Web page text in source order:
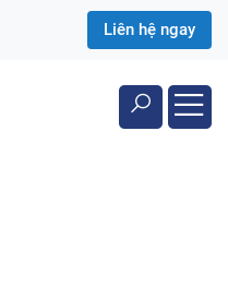
Liên hệ ngay